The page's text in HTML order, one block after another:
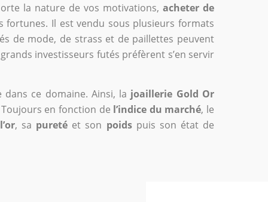
la nature de vos motivations, acheter de
fortunes. Il est vendu sous plusieurs formats
de mode, de strass et de paillettes peuvent
investisseurs futés préfèrent s’en servir
ce domaine. Ainsi, la joaillerie Gold Or
en fonction de l’indice du marché, le
, sa pureté et son poidspuis son état de